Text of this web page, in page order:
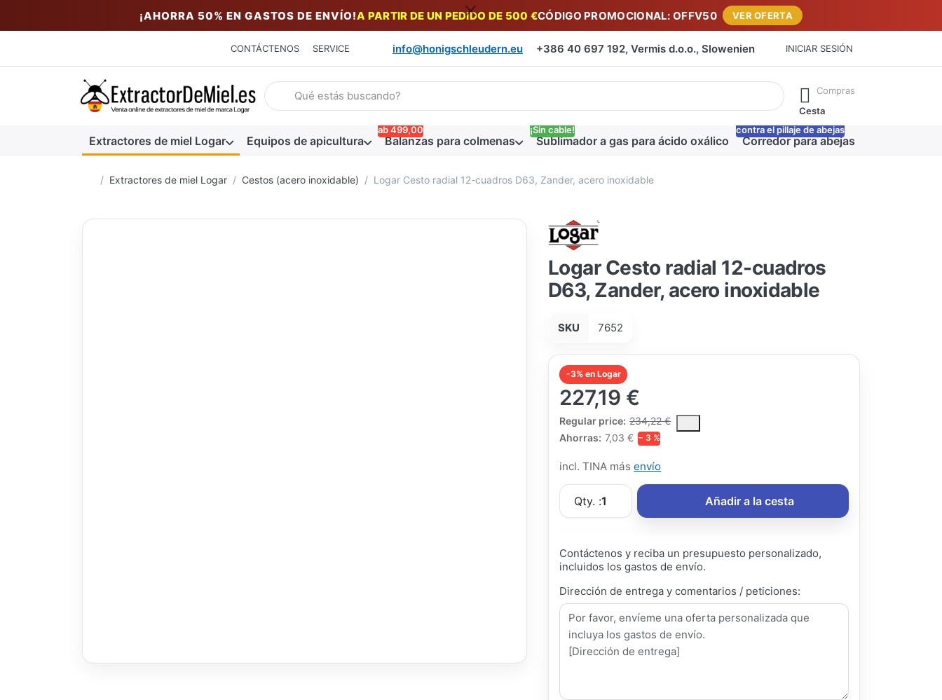
¡AHORRA 50% EN GASTOS DE ENVÍO!A PARTIR DE UN PEDIDO DE 500 €CÓDIGO PROMOCIONAL: OFFV50 VER OFERTA
CONTÁCTENOS SERVICE info@honigschleudern.eu +386 40 697 192, Vermis d.o.o., Slowenien INICIAR SESIÓN
Introduzca un término de búsqueda. Los primeros resultados aparecen automáticamente a medida que escribe. Pulse la tecla Intro para
Compras
Cesta
Extractores de miel Logar Equipos de apicultura Balanzas para colmenas
ab 499,00
Sublimador a gas para ácido oxálico
¡Sin cable!
Corredor para abejas
contra el pillaje de abejas
Página de inicio
Extractores de miel Logar Cestos (acero inoxidable) Logar Cesto radial 12-cuadros D63, Zander, acero inoxidable
Logar Cesto radial 12-cuadros
D63, Zander, acero inoxidable
SKU 7652
-3% en Logar
227,19 €
Regular price: 234,22 €
The Regular Price is the median selling price paid by customers for a product,
Ahorras: 7,03 € − 3 %
incl. TINA másenvío
Qty. :1 Añadir a la cesta
Contáctenos y reciba un presupuesto personalizado,
incluidos los gastos de envío.
Dirección de entrega y comentarios / peticiones: